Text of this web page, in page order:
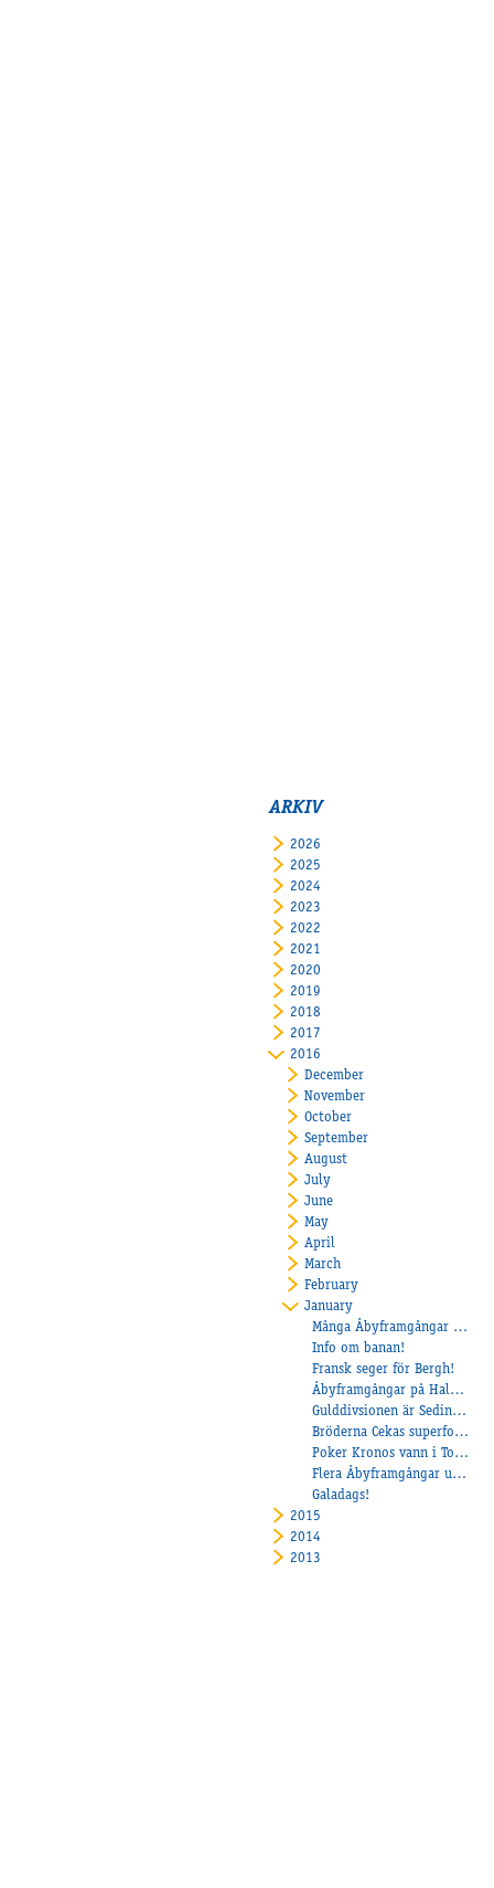
ARKIV
2026
2025
2024
2023
2022
2021
2020
2019
2018
2017
2016
December
November
October
September
August
July
June
May
April
March
February
January
Många Åbyframgångar under veckan!
Info om banan!
Fransk seger för Bergh!
Åbyframgångar på Halmstad
Gulddivsionen är Sedinarnas andra hem!
Bröderna Cekas superform fortsätter
Poker Kronos vann i Toulouse
Flera Åbyframgångar under helgen
Galadags!
2015
2014
2013